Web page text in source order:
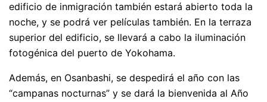
edificio de inmigración también estará abierto toda la
noche, y se podrá ver películas también. En la terraza
superior del edificio, se llevará a cabo la iluminación
fotogénica del puerto de Yokohama.
Además, en Osanbashi, se despedirá el año con las
“campanas nocturnas” y se dará la bienvenida al Año